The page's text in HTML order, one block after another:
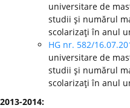
universitare de
studii şi numărul
scolarizaţi în anul
HG nr. 582/
universitare de
studii şi numărul
scolarizaţi în anul
2013-2014: